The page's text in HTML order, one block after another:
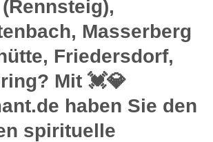
Masserberg
Friedersdorf,
Mit 💓️💎
haben Sie den
spirituelle